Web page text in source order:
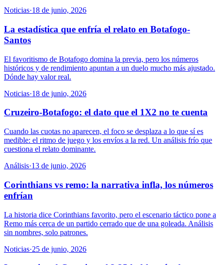
Noticias·18 de junio, 2026
La estadística que enfría el relato en Botafogo-
Santos
El favoritismo de Botafogo domina la previa, pero los números
históricos y de rendimiento apuntan a un duelo mucho más ajustado.
Dónde hay valor real.
Noticias·18 de junio, 2026
Cruzeiro-Botafogo: el dato que el 1X2 no te cuenta
Cuando las cuotas no aparecen, el foco se desplaza a lo que sí es
medible: el ritmo de juego y los envíos a la red. Un análisis frío que
cuestiona el relato dominante.
Análisis·13 de junio, 2026
Corinthians vs remo: la narrativa infla, los números
enfrían
La historia dice Corinthians favorito, pero el escenario táctico pone a
Remo más cerca de un partido cerrado que de una goleada. Análisis
sin nombres, solo patrones.
Noticias·25 de junio, 2026